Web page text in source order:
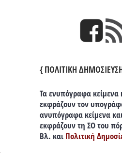
{ ΠΟΛΙΤΙΚΗ
Τα ενυπόγραφα κείμενα
εκφράζουν τον
ανυπόγραφα κείμενα
εκφράζουν τη ΣΟ του
Βλ. και Πολιτική